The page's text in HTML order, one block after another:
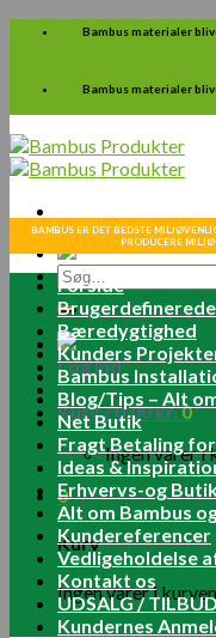
Skip
Bambus materialer
Bambus materialer
Søg
efter:
Log ind
Kurv /0.00kr.0
Ingen varer i
0
Kurv
Ingen varer i kurven.
BAMBUS ER DET BEDSTE
PRODUCERE
Forside
Bæredygtighed
Kunders
Bambus
Blog/Tips – Alt
Net Butik
Fragt Betaling
Ideas &
Erhvervs-og
Alt om Bambus
Kundereferencer
Vedligeholdelse
Kontakt os
UDSALG /
Kundernes